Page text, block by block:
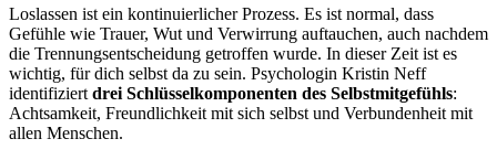
Loslassen ist ein kontinuierlicher Prozess. Es ist normal, dass
Gefühle wie Trauer, Wut und Verwirrung auftauchen, auch nachdem
die Trennungsentscheidung getroffen wurde. In dieser Zeit ist es
wichtig, für dich selbst da zu sein. Psychologin Kristin Neff
identifiziert drei Schlüsselkomponenten des Selbstmitgefühls:
Achtsamkeit, Freundlichkeit mit sich selbst und Verbundenheit mit
allen Menschen.